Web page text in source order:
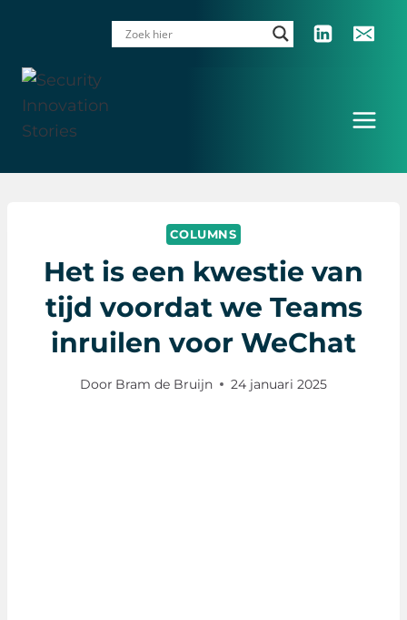
inhoud
COLUMNS
Het is een kwestie van
tijd voordat we Teams
inruilen voor WeChat
Door Bram de Bruijn 24 januari 2025